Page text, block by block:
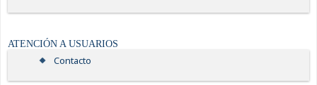
ATENCIÓN A USUARIOS
Contacto